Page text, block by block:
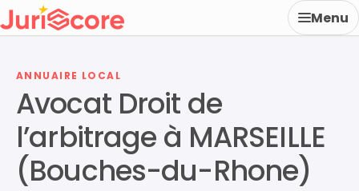
Menu
ANNUAIRE LOCAL
Avocat Droit de
l’arbitrage à MARSEILLE
(Bouches-du-Rhone)